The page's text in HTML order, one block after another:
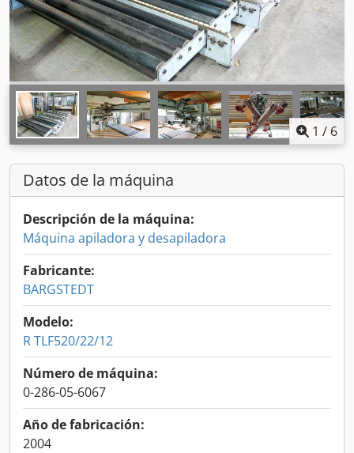
1 /6
Datos de la máquina
Descripción de la máquina:
Máquina apiladora y desapiladora
Fabricante:
BARGSTEDT
Modelo:
R TLF520/22/12
Número de máquina:
0-286-05-6067
Año de fabricación:
2004